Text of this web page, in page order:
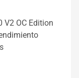
V2 OC Edition